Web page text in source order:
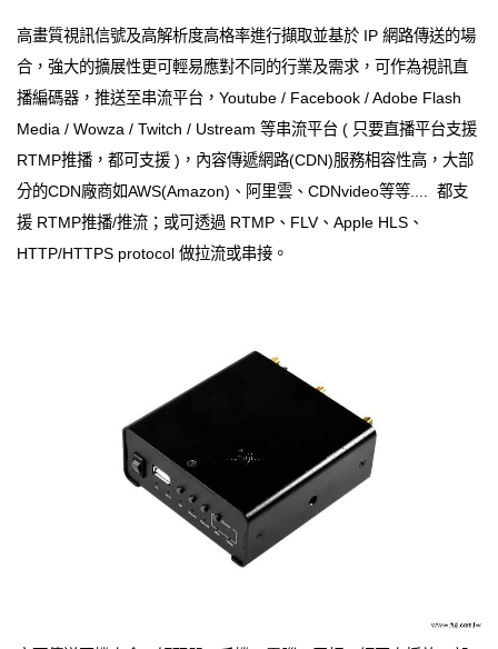
高畫質視訊信號及高解析度高格率進行擷取並基於 IP 網路傳送的場
合，強大的擴展性更可輕易應對不同的行業及需求，可作為視訊直
播編碼器，推送至串流平台，Youtube / Facebook / Adobe Flash
Media / Wowza / Twitch / Ustream 等串流平台 ( 只要直播平台支援
RTMP推播，都可支援 )，內容傳遞網路(CDN)服務相容性高，大部
分的CDN廠商如AWS(Amazon)、阿里雲、CDNvideo等等.... 都支
援 RTMP推播/推流；或可透過 RTMP、FLV、Apple HLS、
HTTP/HTTPS protocol 做拉流或串接。